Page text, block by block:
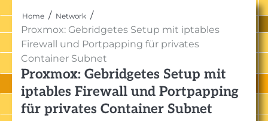
Home Network
Proxmox: Gebridgetes Setup mit iptables
Firewall und Portpapping für privates
Container Subnet
Proxmox: Gebridgetes Setup mit
iptables Firewall und Portpapping
für privates Container Subnet